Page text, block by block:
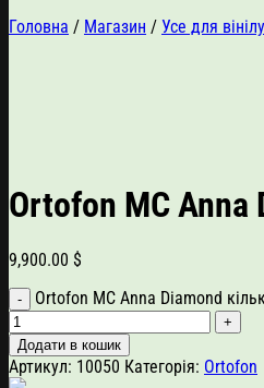
Головна / Магазин / Усе для вінілу
Ortofon MC Anna
9,900.00 $
Ortofon MC Anna Diamond
Додати в кошик
Артикул: 10050 Категорія: Ortofon